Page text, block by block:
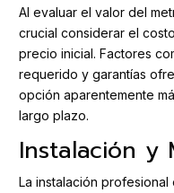
Al evaluar el valor del
crucial considerar el
precio inicial. Factores
requerido y garantías
opción aparentemente
largo plazo.
Instalación y
La instalación profesional